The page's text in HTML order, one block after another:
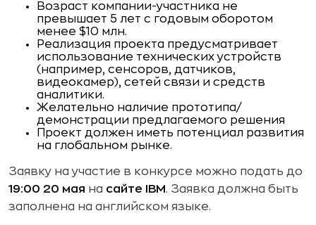
Возраст компании-участника не
превышает 5 лет с годовым оборотом
менее $10 млн.
Реализация проекта предусматривает
использование технических устройств
(например, сенсоров, датчиков,
видеокамер), сетей связи и средств
аналитики.
Желательно наличие прототипа/
демонстрации предлагаемого решения
Проект должен иметь потенциал развития
на глобальном рынке.
Заявку на участие в конкурсе можно подать до
19:00 20 мая на сайте IBM. Заявка должна быть
заполнена на английском языке.